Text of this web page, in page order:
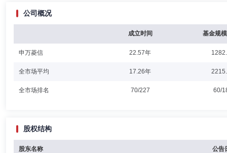
公司概况
成立时间 基金规
申万菱信 22.57年
全市场平均 17.26年
全市场排名 70/227 60/
股权结构
股东名称 公告